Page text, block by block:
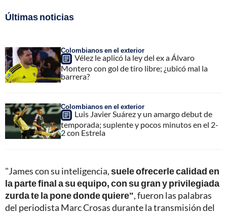
Últimas noticias
Colombianos en el exterior
Vélez le aplicó la ley del ex a Álvaro
Montero con gol de tiro libre; ¿ubicó mal la
barrera?
Colombianos en el exterior
Luis Javier Suárez y un amargo debut de
temporada; suplente y pocos minutos en el 2-
2 con Estrela
"James con su inteligencia,suele ofrecerle calidad en
la parte final a su equipo, con su gran y privilegiada
zurda te la pone donde quiere", fueron las palabras
del periodista Marc Crosas durante la transmisión del